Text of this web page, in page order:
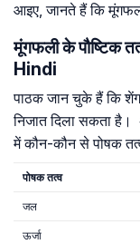
आइए, जानते हैं कि
मूंगफली के
Hindi
पाठक जान चुके हैं कि
निजात दिला सकता
में कौन-कौन से पोषक
पोषक तत्व
जल
ऊर्जा